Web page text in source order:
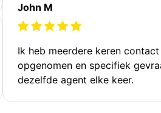
John M
Ik heb meerdere keren
opgenomen en specifiek
dezelfde agent elke keer.